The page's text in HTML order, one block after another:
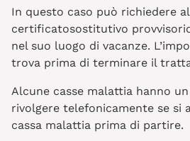
In questo caso può richiedere
certificatosostitutivo
nel suo luogo di vacanze.
trova prima di terminare il
Alcune casse malattia hanno
rivolgere telefonicamente se si
cassa malattia prima di partire.